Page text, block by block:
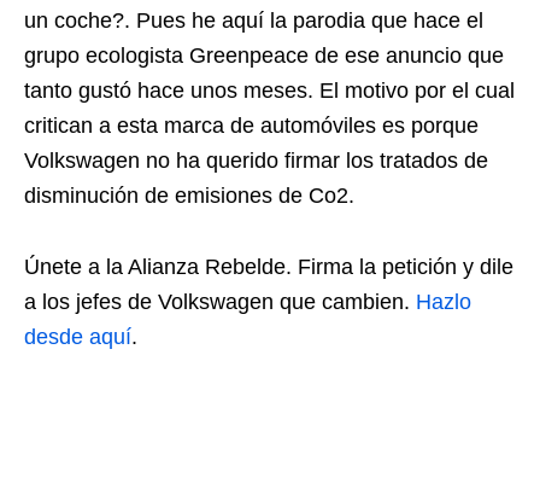
un coche?. Pues he aquí la parodia que hace el
grupo ecologista Greenpeace de ese anuncio que
tanto gustó hace unos meses. El motivo por el cual
critican a esta marca de automóviles es porque
Volkswagen no ha querido firmar los tratados de
disminución de emisiones de Co2.
Únete a la Alianza Rebelde. Firma la petición y dile
a los jefes de Volkswagen que cambien. Hazlo
desde aquí.